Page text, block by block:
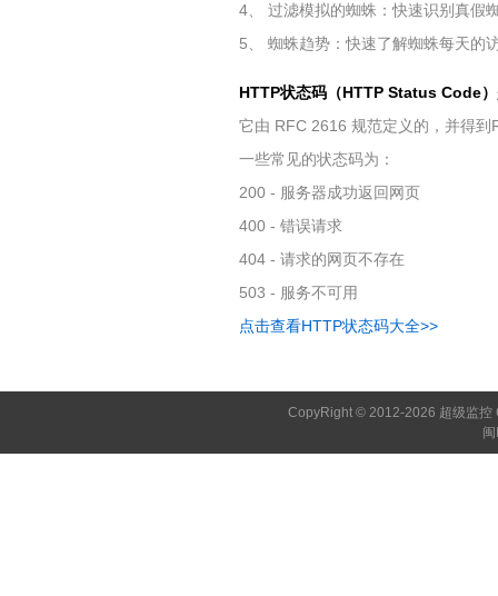
4、 过滤模拟的蜘蛛：快速识别真假
5、 蜘蛛趋势：快速了解蜘蛛每天的
HTTP状态码（HTTP Status Code
它由 RFC 2616 规范定义的，并得
一些常见的状态码为：
200 - 服务器成功返回网页
400 - 错误请求
404 - 请求的网页不存在
503 - 服务不可用
点击查看HTTP状态码大全>>
CopyRight © 2012-2026 超级监控